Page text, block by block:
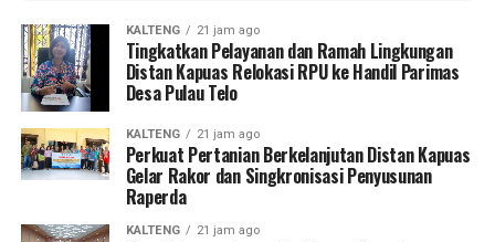
KALTENG 21 jam ago
Tingkatkan Pelayanan dan Ramah Lingkungan
Distan Kapuas Relokasi RPU ke Handil Parimas
Desa Pulau Telo
KALTENG 21 jam ago
Perkuat Pertanian Berkelanjutan Distan Kapuas
Gelar Rakor dan Singkronisasi Penyusunan
Raperda
KALTENG 21 jam ago